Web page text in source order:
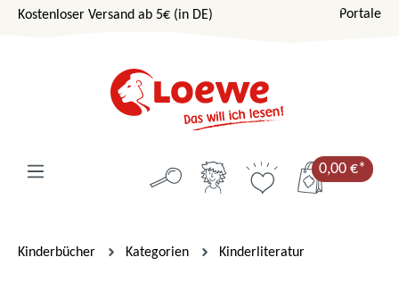
Zum Hauptinhalt springen
Kostenloser Versand ab 5€ (in DE) Portale
0,00 €*
Kinderbücher Kategorien Kinderliteratur